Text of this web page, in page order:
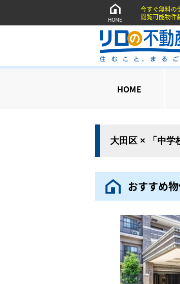
HOME
今すぐ無料の
閲覧可能物件
HOME
大田区 × 「中学
おすすめ